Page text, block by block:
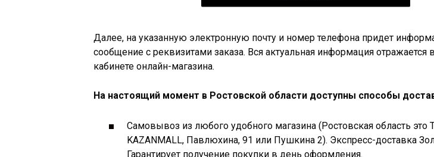
Далее, на указанную электронную почту и номер телефона придет
сообщение с реквизитами заказа. Вся актуальная информация отражается
кабинете онлайн-магазина.
На настоящий момент в Ростовской области доступны способы
Самовывоз из любого удобного магазина (Ростовская область это
KAZANMALL, Павлюхина, 91 или Пушкина 2). Экспресс-доставка
Гарантирует получение покупки в день оформления.